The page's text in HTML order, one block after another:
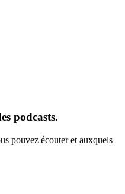
podcasts.
pouvez écouter et auxquels